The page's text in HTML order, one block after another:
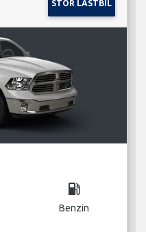
STOR LASTBIL
local_gas_station
Benzin